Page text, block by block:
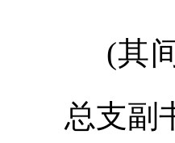
(其间
总支副